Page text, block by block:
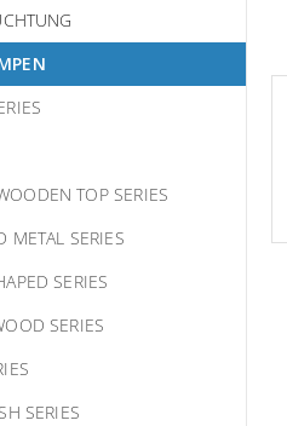
TOP SERIES
METAL SERIES
SERIES
SERIES
SERIES